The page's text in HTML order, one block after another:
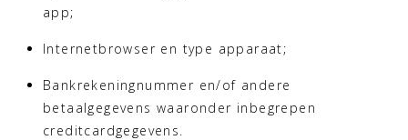
app;
Internetbrowser en type apparaat;
Bankrekeningnummer en/of andere
betaalgegevens waaronder inbegrepen
creditcardgegevens.